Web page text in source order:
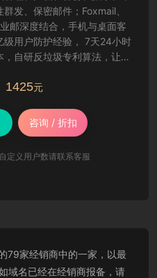
发、保密邮件；Foxmail、
邮深度结合，手机与桌面客
级用户防护经验， 7天24小时
自研反垃圾专利算法，让工
1425元
咨询 / 折扣
自定义用户数请联系客服
79家经销商中的一家，以最
域名已经在经销商报备，请